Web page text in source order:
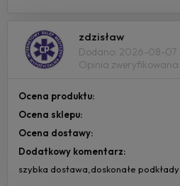
zdzisław
Dodano: 2026-08-07
Opinia zweryfikowana
Ocena produktu:
Ocena sklepu:
Ocena dostawy:
Dodatkowy komentarz:
szybka dostawa,doskonałe podkłady